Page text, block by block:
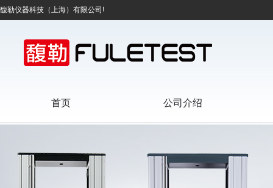
馥勒仪器科技（上海）有限公司!
首页 公司介绍